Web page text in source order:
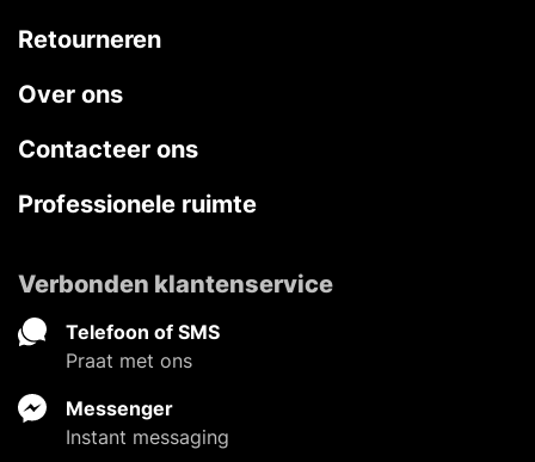
Retourneren
Over ons
Contacteer ons
Professionele ruimte
Verbonden klantenservice
Telefoon of SMS
Praat met ons
Messenger
Instant messaging